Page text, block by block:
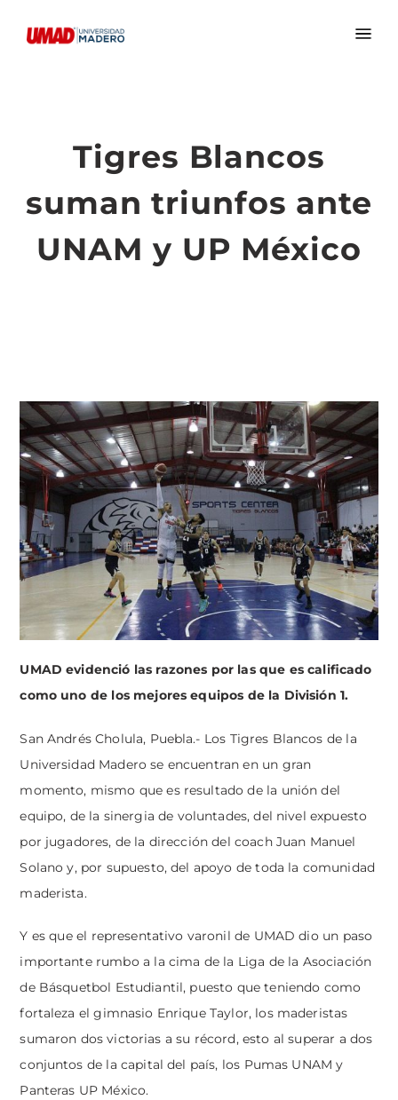
Tigres Blancos
suman triunfos ante
UNAM y UP México
UMAD evidenció las razones por las que es calificado
como uno de los mejores equipos de la División 1.
San Andrés Cholula, Puebla.- Los Tigres Blancos de la
Universidad Madero se encuentran en un gran
momento, mismo que es resultado de la unión del
equipo, de la sinergia de voluntades, del nivel expuesto
por jugadores, de la dirección del coach Juan Manuel
Solano y, por supuesto, del apoyo de toda la comunidad
maderista.
Y es que el representativo varonil de UMAD dio un paso
importante rumbo a la cima de la Liga de la Asociación
de Básquetbol Estudiantil, puesto que teniendo como
fortaleza el gimnasio Enrique Taylor, los maderistas
sumaron dos victorias a su récord, esto al superar a dos
conjuntos de la capital del país, los Pumas UNAM y
Panteras UP México.